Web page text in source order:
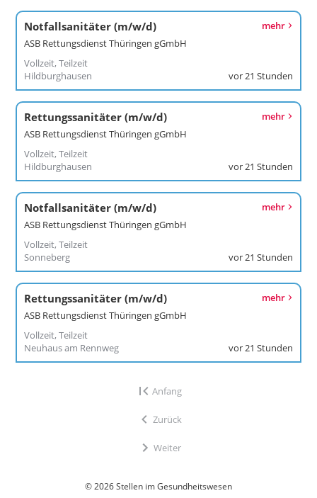
Notfallsanitäter (m/w/d)
ASB Rettungsdienst Thüringen gGmbH
Vollzeit, Teilzeit
Hildburghausen
mehr
vor 21 Stunden
Rettungssanitäter (m/w/d)
ASB Rettungsdienst Thüringen gGmbH
Vollzeit, Teilzeit
Hildburghausen
mehr
vor 21 Stunden
Notfallsanitäter (m/w/d)
ASB Rettungsdienst Thüringen gGmbH
Vollzeit, Teilzeit
Sonneberg
mehr
vor 21 Stunden
Rettungssanitäter (m/w/d)
ASB Rettungsdienst Thüringen gGmbH
Vollzeit, Teilzeit
Neuhaus am Rennweg
mehr
vor 21 Stunden
Anfang
Zurück
Weiter
© 2026 Stellen im Gesundheitswesen